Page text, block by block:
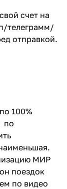
счет на
телеграмм/
отправкой.
100%
по
МИР
поездок
по видео